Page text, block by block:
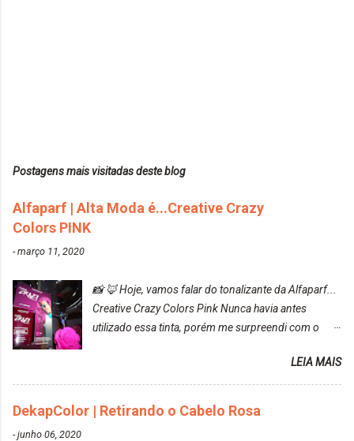
Postagens mais visitadas deste blog
Alfaparf | Alta Moda é...Creative Crazy
Colors PINK
-março 11, 2020
📸 🦊 Hoje, vamos falar do tonalizante da Alfaparf...
Creative Crazy Colors Pink Nunca havia antes
utilizado essa tinta, porém me surpreendi com o
turquesa (meio desbotado), e após a utilização meu
cabelo ficou roxo com mechinhas azul, rosa e meio
cinza... FICOU LINDOOOOO!!! Cabelo antes: Cabelo
depois: Bom, sobre a tinta, eu achei ela muito liquida,
LEIA MAIS
DekapColor | Retirando o Cabelo Rosa
-junho 06, 2020